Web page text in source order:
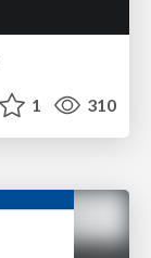
1 310